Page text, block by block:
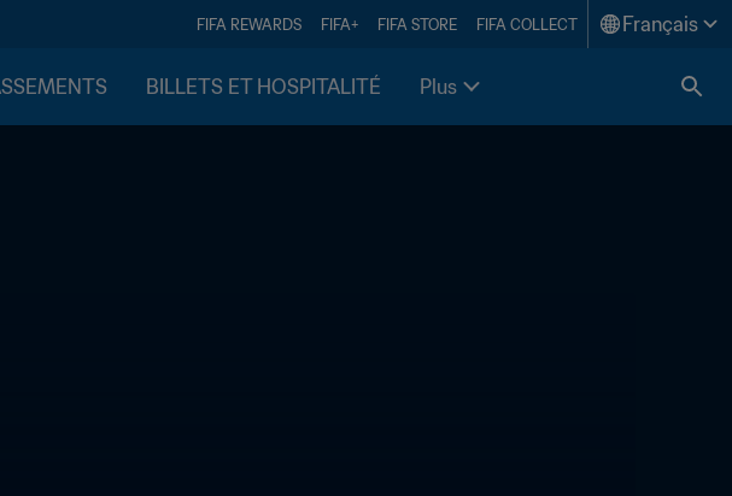
FIFA REWARDS FIFA+ FIFA STORE FIFA COLLECT Français
BILLETS ET HOSPITALITÉ Plus